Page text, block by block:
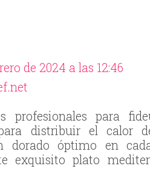
de 2024 a las 12:46
profesionales para
distribuir el calor
dorado óptimo en
exquisito plato